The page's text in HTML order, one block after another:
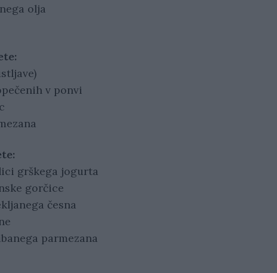
olja
v ponvi
grškega jogurta
gorčice
česna
parmezana